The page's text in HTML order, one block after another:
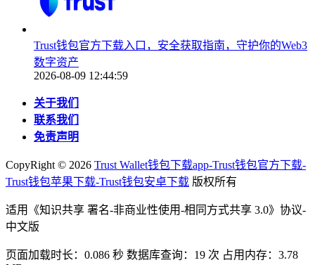
Trust钱包官方下载入口，安全获取指南，守护你的Web3
数字资产
2026-08-09 12:44:59
关于我们
联系我们
免责声明
CopyRight © 2026 Trust Wallet钱包下载app-Trust钱包官方下载-
Trust钱包苹果下载-Trust钱包安卓下载 版权所有
适用《知识共享 署名-非商业性使用-相同方式共享 3.0》协议-
中文版
页面加载时长：0.086 秒 数据库查询：19 次 占用内存：3.78